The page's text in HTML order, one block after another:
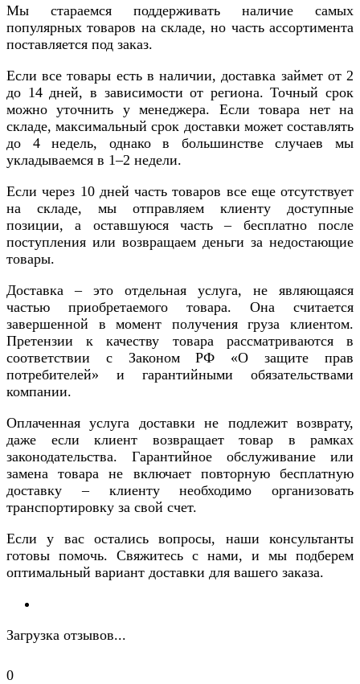
Мы стараемся поддерживать наличие самых
популярных товаров на складе, но часть ассортимента
поставляется под заказ.
Если все товары есть в наличии, доставка займет от 2
до 14 дней, в зависимости от региона. Точный срок
можно уточнить у менеджера. Если товара нет на
складе, максимальный срок доставки может составлять
до 4 недель, однако в большинстве случаев мы
укладываемся в 1–2 недели.
Если через 10 дней часть товаров все еще отсутствует
на складе, мы отправляем клиенту доступные
позиции, а оставшуюся часть – бесплатно после
поступления или возвращаем деньги за недостающие
товары.
Доставка – это отдельная услуга, не являющаяся
частью приобретаемого товара. Она считается
завершенной в момент получения груза клиентом.
Претензии к качеству товара рассматриваются в
соответствии с Законом РФ «О защите прав
потребителей» и гарантийными обязательствами
компании.
Оплаченная услуга доставки не подлежит возврату,
даже если клиент возвращает товар в рамках
законодательства. Гарантийное обслуживание или
замена товара не включает повторную бесплатную
доставку – клиенту необходимо организовать
транспортировку за свой счет.
Если у вас остались вопросы, наши консультанты
готовы помочь. Свяжитесь с нами, и мы подберем
оптимальный вариант доставки для вашего заказа.
Загрузка отзывов...
0